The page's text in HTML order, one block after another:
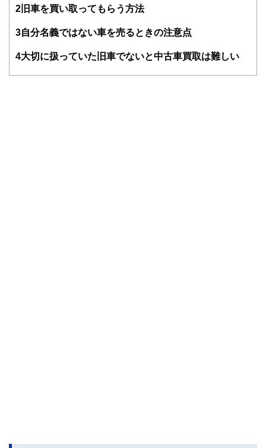
得者を中心に「お金や暮らし」に関する書籍・雑誌の編集経
験者で構成され、企画立案から記事掲載まですべての工程に
護士、税理士、宅地建物取引士、相続診断士、住宅ローンア
2 旧車を買い取ってもらう方法
3自分名義ではない車を売るときの注意点
4大切に扱っていた旧車でないと中古車買取は難しい